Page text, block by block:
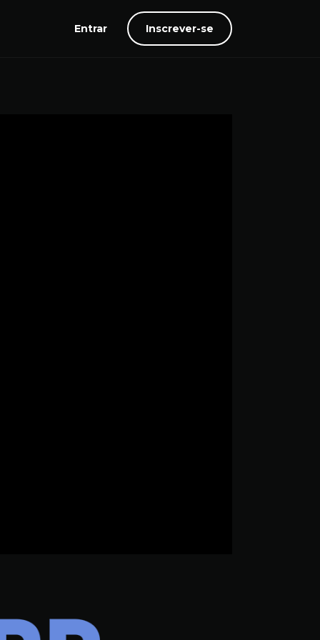
Entrar Inscrever-se